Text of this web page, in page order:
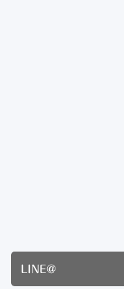
LINE@